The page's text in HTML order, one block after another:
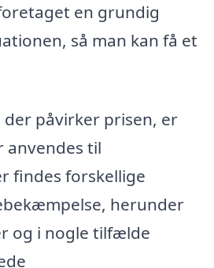
en grundig
så man kan få et
der påvirker prisen, er
anvendes til
findes forskellige
herunder
og i nogle tilfælde